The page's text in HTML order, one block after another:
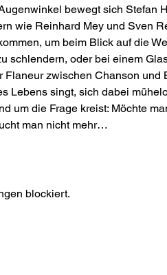
bewegt sich Stefan
wie Reinhard Mey und Sven
um beim Blick auf die
schlendern, oder bei einem
zwischen Chanson und
Lebens singt, sich dabei
um die Frage kreist: Möchte
man nicht mehr…
blockiert.